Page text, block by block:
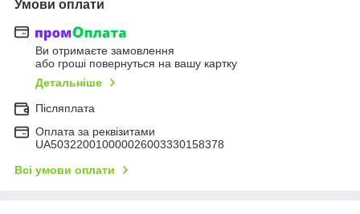
Умови оплати
Ви отримаєте замовлення
або гроші повернуться на вашу картку
Детальніше
Післяплата
Оплата за реквізитами
UA503220010000026003330158378
Всі умови оплати